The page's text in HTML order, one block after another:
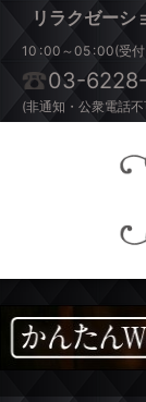
リラクゼーシ
10 :00～05 :00(受
03-
(非通知・公衆電話不